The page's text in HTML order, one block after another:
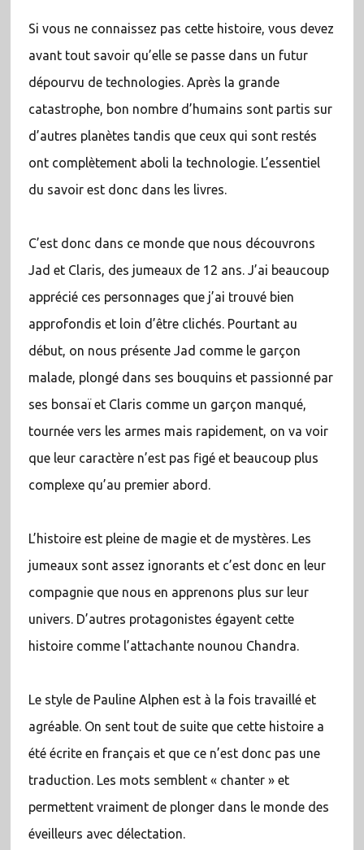
Si vous ne connaissez pas cette histoire, vous devez
avant tout savoir qu’elle se passe dans un futur
dépourvu de technologies. Après la grande
catastrophe, bon nombre d’humains sont partis sur
d’autres planètes tandis que ceux qui sont restés
ont complètement aboli la technologie. L’essentiel
du savoir est donc dans les livres.
C’est donc dans ce monde que nous découvrons
Jad et Claris, des jumeaux de 12 ans. J’ai beaucoup
apprécié ces personnages que j’ai trouvé bien
approfondis et loin d’être clichés. Pourtant au
début, on nous présente Jad comme le garçon
malade, plongé dans ses bouquins et passionné par
ses bonsaï et Claris comme un garçon manqué,
tournée vers les armes mais rapidement, on va voir
que leur caractère n’est pas figé et beaucoup plus
complexe qu’au premier abord.
L’histoire est pleine de magie et de mystères. Les
jumeaux sont assez ignorants et c’est donc en leur
compagnie que nous en apprenons plus sur leur
univers. D’autres protagonistes égayent cette
histoire comme l’attachante nounou Chandra.
Le style de Pauline Alphen est à la fois travaillé et
agréable. On sent tout de suite que cette histoire a
été écrite en français et que ce n’est donc pas une
traduction. Les mots semblent « chanter » et
permettent vraiment de plonger dans le monde des
éveilleurs avec délectation.